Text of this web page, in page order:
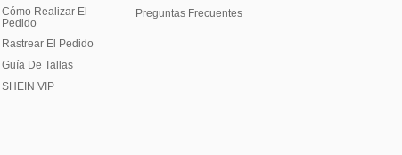
Cómo Realizar El
Pedido
Rastrear El Pedido
Guía De Tallas
SHEIN VIP
Preguntas Frecuentes